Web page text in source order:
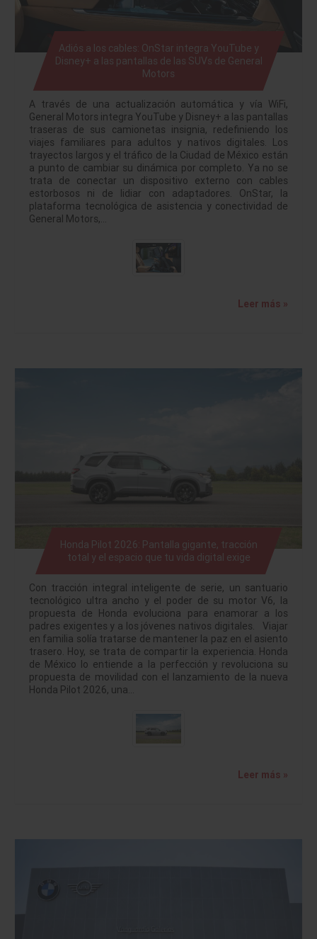
Adiós a los cables: OnStar integra YouTube y
Disney+ a las pantallas de las SUVs de General
Motors
A través de una actualización automática y vía WiFi,
General Motors integra YouTube y Disney+ a las pantallas
traseras de sus camionetas insignia, redefiniendo los
viajes familiares para adultos y nativos digitales. Los
trayectos largos y el tráfico de la Ciudad de México están
a punto de cambiar su dinámica por completo. Ya no se
trata de conectar un dispositivo externo con cables
estorbosos ni de lidiar con adaptadores. OnStar, la
plataforma tecnológica de asistencia y conectividad de
General Motors,…
Leer más »
Honda Pilot 2026: Pantalla gigante, tracción
total y el espacio que tu vida digital exige
Con tracción integral inteligente de serie, un santuario
tecnológico ultra ancho y el poder de su motor V6, la
propuesta de Honda evoluciona para enamorar a los
padres exigentes y a los jóvenes nativos digitales. Viajar
en familia solía tratarse de mantener la paz en el asiento
trasero. Hoy, se trata de compartir la experiencia. Honda
de México lo entiende a la perfección y revoluciona su
propuesta de movilidad con el lanzamiento de la nueva
Honda Pilot 2026, una…
Leer más »